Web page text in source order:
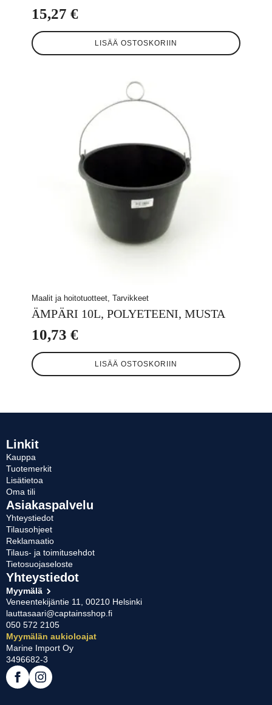
15,27 €
LISÄÄ OSTOSKORIIN
Maalit ja hoitotuotteet, Tarvikkeet
ÄMPÄRI 10L, POLYETEENI, MUSTA
10,73 €
LISÄÄ OSTOSKORIIN
Linkit
Kauppa
Tuotemerkit
Lisätietoa
Oma tili
Asiakaspalvelu
Yhteystiedot
Tilausohjeet
Reklamaatio
Tilaus- ja toimitusehdot
Tietosuojaseloste
Yhteystiedot
Myymälä
Veneentekijäntie 11, 00210 Helsinki
lauttasaari@captainsshop.fi
050 572 2105
Myymälän aukioloajat
Marine Import Oy
3496682-3